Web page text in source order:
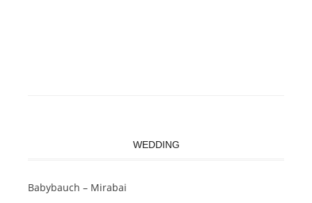
WEDDING
Babybauch – Mirabai